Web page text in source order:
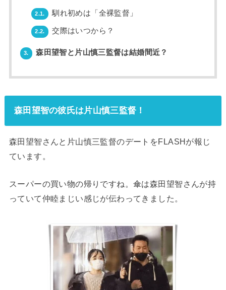
2.1. 馴れ初めは「全裸監督」
2.2. 交際はいつから？
3. 森田望智と片山慎三監督は結婚間近？
森田望智の彼氏は片山慎三監督！
森田望智さんと片山慎三監督のデートをFLASHが報じ
ています。
スーパーの買い物の帰りですね。傘は森田望智さんが持
っていて仲睦まじい感じが伝わってきました。